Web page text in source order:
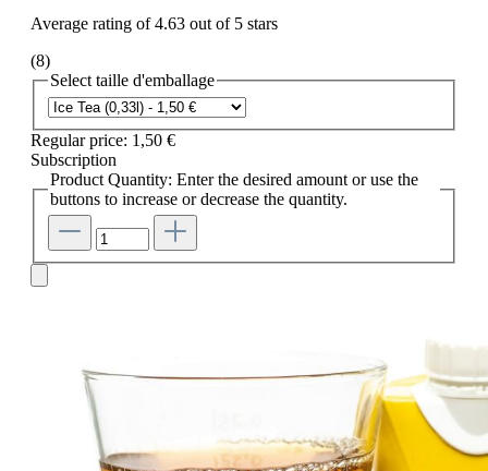
Average rating of 4.63 out of 5 stars
(8)
Select taille d'emballage
Regular price: 1,50 €
Subscription
Product Quantity: Enter the desired amount or use the
buttons to increase or decrease the quantity.